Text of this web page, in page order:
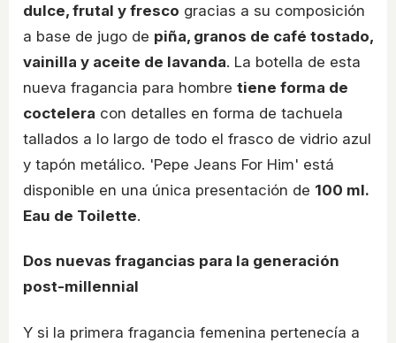
dulce, frutal y fresco gracias a su composición
a base de jugo de piña, granos de café tostado,
vainilla y aceite de lavanda. La botella de esta
nueva fragancia para hombre tiene forma de
coctelera con detalles en forma de tachuela
tallados a lo largo de todo el frasco de vidrio azul
y tapón metálico. 'Pepe Jeans For Him' está
disponible en una única presentación de 100 ml.
Eau de Toilette.
Dos nuevas fragancias para la generación
post-millennial
Y si la primera fragancia femenina pertenecía a